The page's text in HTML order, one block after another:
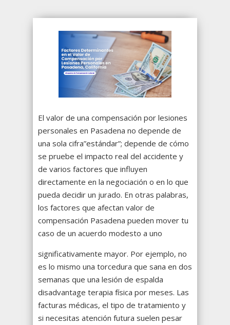
El valor de una compensación por lesiones
personales en Pasadena no depende de
una sola cifra”estándar”; depende de cómo
se pruebe el impacto real del accidente y
de varios factores que influyen
directamente en la negociación o en lo que
pueda decidir un jurado. En otras palabras,
los factores que afectan valor de
compensación Pasadena pueden mover tu
caso de un acuerdo modesto a uno
significativamente mayor. Por ejemplo, no
es lo mismo una torcedura que sana en dos
semanas que una lesión de espalda
disadvantage terapia física por meses. Las
facturas médicas, el tipo de tratamiento y
si necesitas atención futura suelen pesar